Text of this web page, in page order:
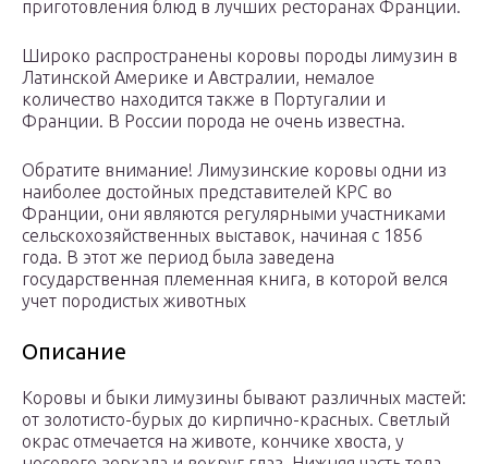
приготовления блюд в лучших ресторанах Франции.
Широко распространены коровы породы лимузин в
Латинской Америке и Австралии, немалое
количество находится также в Португалии и
Франции. В России порода не очень известна.
Обратите внимание! Лимузинские коровы одни из
наиболее достойных представителей КРС во
Франции, они являются регулярными участниками
сельскохозяйственных выставок, начиная с 1856
года. В этот же период была заведена
государственная племенная книга, в которой велся
учет породистых животных
Описание
Коровы и быки лимузины бывают различных мастей:
от золотисто-бурых до кирпично-красных. Светлый
окрас отмечается на животе, кончике хвоста, у